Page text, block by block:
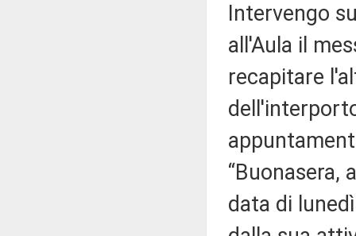
Intervengo
all'Aula il
recapitare
“Buonasera,
data di